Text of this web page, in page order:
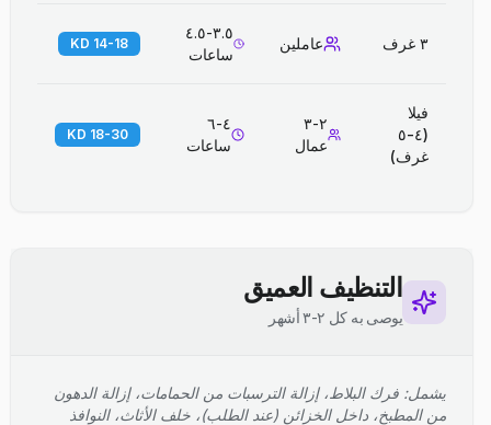
٣ غرف عاملين
٣.٥-٤.٥
ساعات
14-18 KD
فيلا
(٤-٥
غرف)
٢-٣
عمال
٤-٦
ساعات
18-30 KD
التنظيف العميق
يوصى به كل ٢-٣ أشهر
يشمل: فرك البلاط، إزالة الترسبات من الحمامات، إزالة الدهون
من المطبخ، داخل الخزائن (عند الطلب)، خلف الأثاث، النوافذ